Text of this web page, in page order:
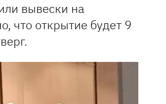
вывески на
что открытие будет 9